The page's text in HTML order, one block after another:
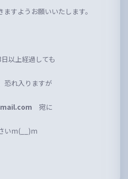
すようお願いいたします。
以上経過しても
恐れ入りますが
宛に
いm(__)m